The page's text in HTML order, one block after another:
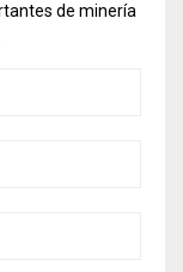
de minería